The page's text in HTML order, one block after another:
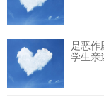
是恶作
学生亲